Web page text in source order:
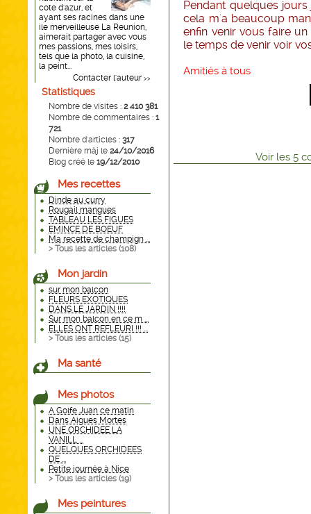
cote d'azur, et
ayant ses racines dans une
ile merveilleuse La Reunion,
aimerait partager avec vous
mes passions, mes loisirs,
tels que la photo, la cuisine,
la peint...
Contacter l'auteur >>
Statistiques
Nombre de visites : 2 410 381
Nombre de commentaires : 1
721
Nombre d'articles : 317
Dernière màj le 24/10/2016
Blog créé le 19/12/2010
Mes recettes
Dinde au curry
Rougail mangues
TABLEAU LES FIGUES
EMINCE DE BOEUF
Ma recette de champign ...
> Tous les articles (108)
Mon jardin
sur mon balcon
FLEURS EXOTIQUES
DANS LE JARDIN !!!!
Sur mon balcon en ce m ...
ELLES ONT REFLEURI !!! ...
> Tous les articles (15)
Ma santé
Mes photos
A Golfe Juan ce matin
Dans Aigues Mortes
UNE ORCHIDEE LA
VANILL ...
QUELQUES ORCHIDEES
DE ...
Petite journée à Nice
> Tous les articles (19)
Mes peintures
Pendant quelques
cela m'a beaucoup
enfin venir vous faire
le temps de venir voir
Amitiés à tous
Voir les 5